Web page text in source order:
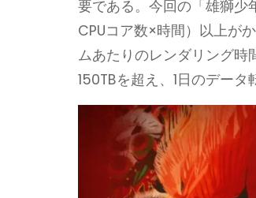
要である。今回の「雄獅
CPUコア数×時間）以上が
ムあたりのレンダリング時
150TBを超え、1日のデータ